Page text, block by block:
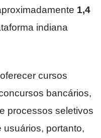
1,4
indiana
cursos
bancários,
processos seletivos
usuários, portanto,